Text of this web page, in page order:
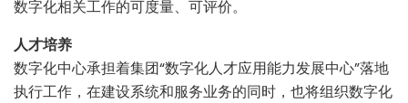
数字化相关工作的可度量、可评价。
人才培养
数字化中心承担着集团“数字化人才应用能力发展中心”落地
执行工作，在建设系统和服务业务的同时，也将组织数字化